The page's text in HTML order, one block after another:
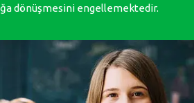
dönüşmesini engellemektedir.